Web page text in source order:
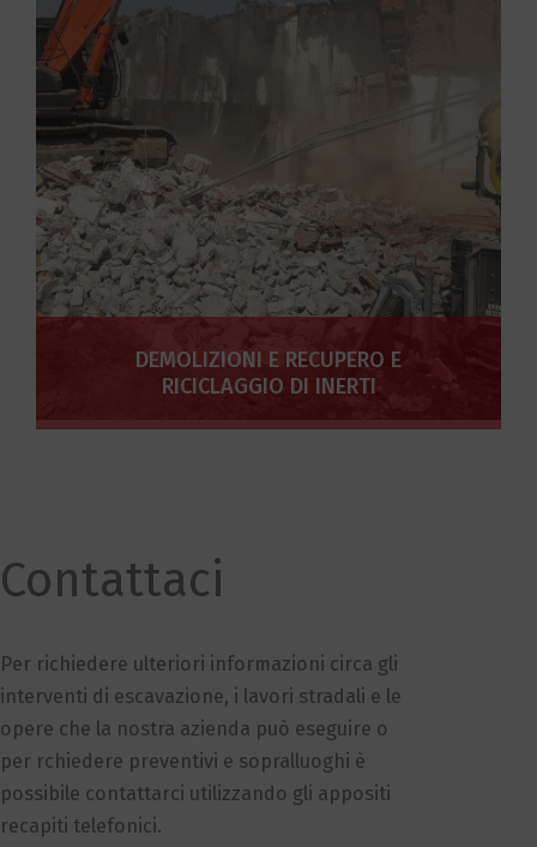
DEMOLIZIONI E RECUPERO E
RICICLAGGIO DI INERTI
Contattaci
Per richiedere ulteriori informazioni circa gli
interventi di escavazione, i lavori stradali e le
opere che la nostra azienda può eseguire o
per rchiedere preventivi e sopralluoghi è
possibile contattarci utilizzando gli appositi
recapiti telefonici.